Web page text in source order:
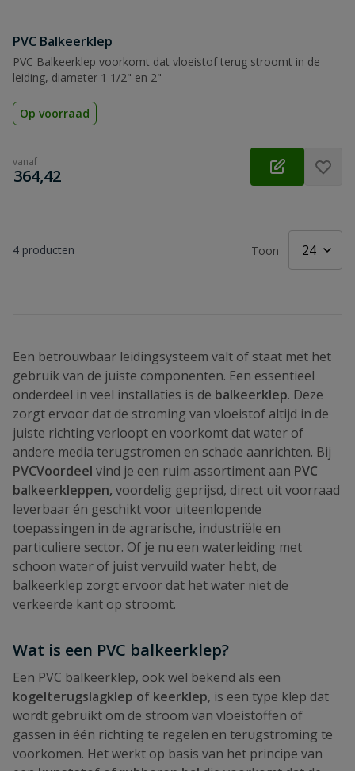
PVC Balkeerklep
PVC Balkeerklep voorkomt dat vloeistof terug stroomt in de
leiding, diameter 1 1/2" en 2"
Op voorraad
vanaf
€
364,42
4 producten Toon
Een betrouwbaar leidingsysteem valt of staat met het
gebruik van de juiste componenten. Een essentieel
onderdeel in veel installaties is de balkeerklep. Deze
zorgt ervoor dat de stroming van vloeistof altijd in de
juiste richting verloopt en voorkomt dat water of
andere media terugstromen en schade aanrichten. Bij
PVCVoordeel vind je een ruim assortiment aan PVC
balkeerkleppen, voordelig geprijsd, direct uit voorraad
leverbaar én geschikt voor uiteenlopende
toepassingen in de agrarische, industriële en
particuliere sector. Of je nu een waterleiding met
schoon water of juist vervuild water hebt, de
balkeerklep zorgt ervoor dat het water niet de
verkeerde kant op stroomt.
Wat is een PVC balkeerklep?
Een PVC balkeerklep, ook wel bekend als een
kogelterugslagklep of keerklep, is een type klep dat
wordt gebruikt om de stroom van vloeistoffen of
gassen in één richting te regelen en terugstroming te
voorkomen. Het werkt op basis van het principe van